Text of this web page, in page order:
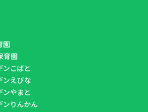
園
育園
ンこばと
ンえびな
ンやまと
ンりんかん